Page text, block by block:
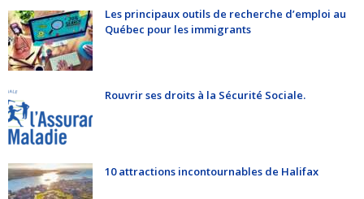
Les principaux outils de recherche d’emploi au
Québec pour les immigrants
Rouvrir ses droits à la Sécurité Sociale.
10 attractions incontournables de Halifax